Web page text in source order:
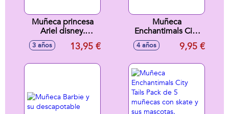
Muñeca princesa
Ariel disney.
Completamente
articulada 29cm
3 años 13,95 €
Muñeca
Enchantimals City
Tails Belisse
Butterfly. 15cm
4 años 9,95 €